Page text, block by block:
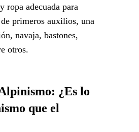
ropa adecuada para
primeros auxilios, una
, navaja, bastones,
otros.
¿Es lo
que el